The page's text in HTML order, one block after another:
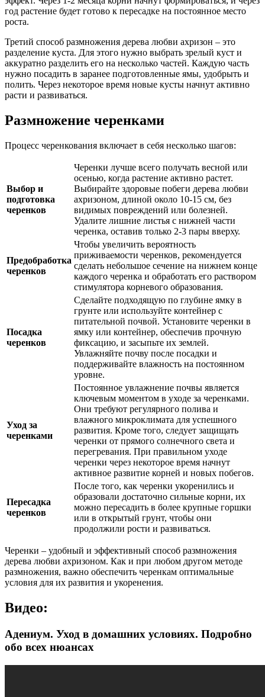
год растение будет готово к пересадке на постоянное место
роста.
Третий способ размножения дерева любви ахризон – это
разделение куста. Для этого нужно выбрать зрелый куст и
аккуратно разделить его на несколько частей. Каждую часть
нужно посадить в заранее подготовленные ямы, удобрыть и
полить. Через некоторое время новые кусты начнут активно
расти и развиваться.
Размножение черенками
Процесс черенкования включает в себя несколько шагов:
Выбор и
подготовка
черенков
Черенки лучше всего получать весной или
осенью, когда растение активно растет.
Выбирайте здоровые побеги дерева любви
ахризоном, длиной около 10-15 см, без
видимых повреждений или болезней.
Удалите лишние листья с нижней части
черенка, оставив только 2-3 пары вверху.
Предобработка
черенков
Чтобы увеличить вероятность
приживаемости черенков, рекомендуется
сделать небольшое сечение на нижнем конце
каждого черенка и обработать его раствором
стимулятора корневого образования.
Посадка
черенков
Сделайте подходящую по глубине ямку в
грунте или используйте контейнер с
питательной почвой. Установите черенки в
ямку или контейнер, обеспечив прочную
фиксацию, и засыпьте их землей.
Увлажняйте почву после посадки и
поддерживайте влажность на постоянном
уровне.
Уход за
черенками
Постоянное увлажнение почвы является
ключевым моментом в уходе за черенками.
Они требуют регулярного полива и
влажного микроклимата для успешного
развития. Кроме того, следует защищать
черенки от прямого солнечного света и
перегревания. При правильном уходе
черенки через некоторое время начнут
активное развитие корней и новых побегов.
Пересадка
черенков
После того, как черенки укоренились и
образовали достаточно сильные корни, их
можно пересадить в более крупные горшки
или в открытый грунт, чтобы они
продолжили рости и развиваться.
Черенки – удобный и эффективный способ размножения
дерева любви ахризоном. Как и при любом другом методе
размножения, важно обеспечить черенкам оптимальные
условия для их развития и укоренения.
Видео:
Адениум. Уход в домашних условиях. Подробно
обо всех нюансах